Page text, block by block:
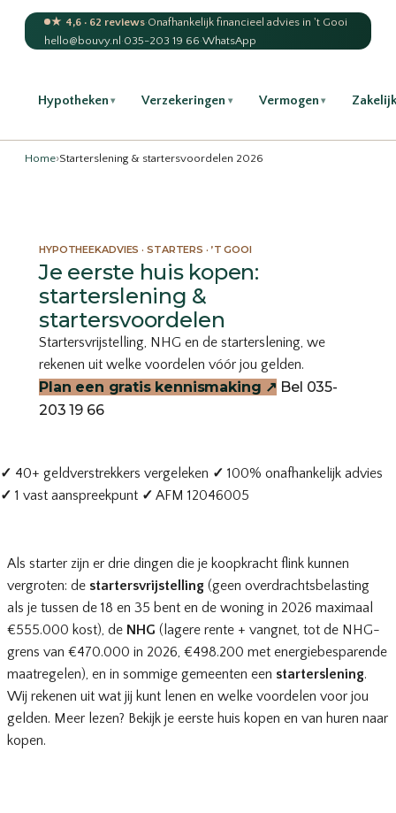
★ 4,6 · 62 reviews·Onafhankelijk financieel advies in 't Gooi
hello@bouvy.nl·035-203 19 66·WhatsApp
Hypotheken ▾ Verzekeringen ▾ Vermogen ▾
Home›Starterslening & startersvoordelen 2026
HYPOTHEEKADVIES · STARTERS · ’T GOOI
Je eerste huis kopen:
starterslening &
startersvoordelen
Startersvrijstelling, NHG en de starterslening, we
rekenen uit welke voordelen vóór jou gelden.
Plan een gratis kennismaking ↗ Bel 035-
203 19 66
✓ 40+ geldverstrekkers vergeleken ✓ 100% onafhankelijk advies
✓ 1 vast aanspreekpunt ✓ AFM 12046005
Als starter zijn er drie dingen die je koopkracht flink kunnen
vergroten: de startersvrijstelling (geen overdrachtsbelasting
als je tussen de 18 en 35 bent en de woning in 2026 maximaal
€555.000 kost), de NHG (lagere rente + vangnet, tot de NHG-
grens van €470.000 in 2026, €498.200 met energiebesparende
maatregelen), en in sommige gemeenten een starterslening.
Wij rekenen uit wat jij kunt lenen en welke voordelen voor jou
gelden. Meer lezen? Bekijk je eerste huis kopen en van huren naar
kopen.